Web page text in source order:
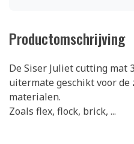
Productomschrijving
De Siser Juliet cutting mat
uitermate geschikt voor
materialen.
Zoals flex, flock, brick, ...